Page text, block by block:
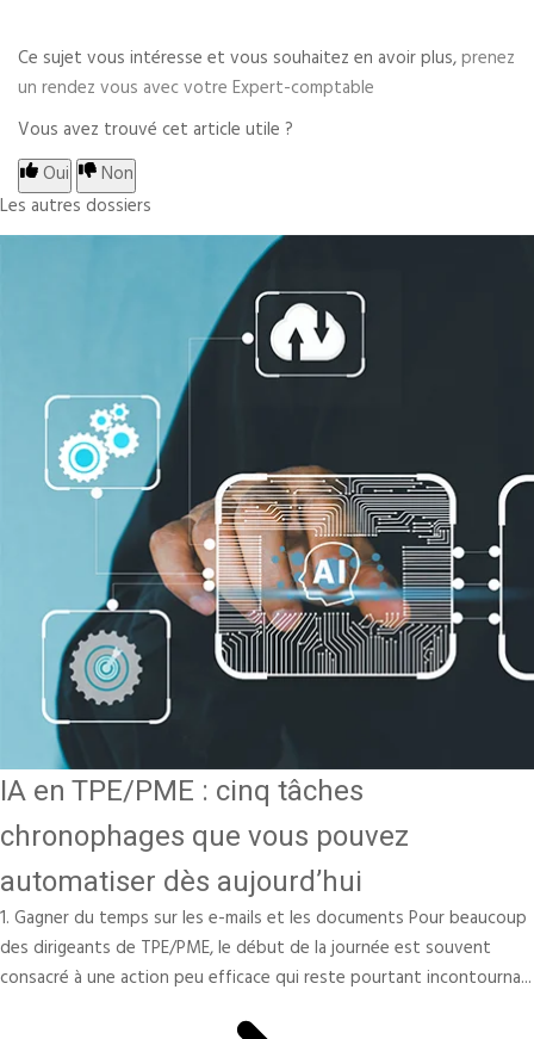
Ce sujet vous intéresse et vous souhaitez en avoir plus,prenez
un rendez vous avec votre Expert-comptable
Vous avez trouvé cet article utile ?
Oui
Non
Les autres dossiers
IA en TPE/PME : cinq tâches
chronophages que vous pouvez
automatiser dès aujourd’hui
1. Gagner du temps sur les e-mails et les documents Pour beaucoup
des dirigeants de TPE/PME, le début de la journée est souvent
consacré à une action peu efficace qui reste pourtant incontourna...